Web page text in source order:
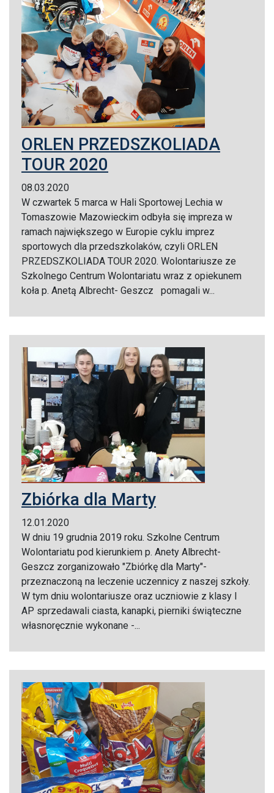
ORLEN PRZEDSZKOLIADA
TOUR 2020
08.03.2020
W czwartek 5 marca w Hali Sportowej Lechia w
Tomaszowie Mazowieckim odbyła się impreza w
ramach największego w Europie cyklu imprez
sportowych dla przedszkolaków, czyli ORLEN
PRZEDSZKOLIADA TOUR 2020. Wolontariusze ze
Szkolnego Centrum Wolontariatu wraz z opiekunem
koła p. Anetą Albrecht- Geszcz pomagali w...
Zbiórka dla Marty
12.01.2020
W dniu 19 grudnia 2019 roku. Szkolne Centrum
Wolontariatu pod kierunkiem p. Anety Albrecht-
Geszcz zorganizowało "Zbiórkę dla Marty"-
przeznaczoną na leczenie uczennicy z naszej szkoły.
W tym dniu wolontariusze oraz uczniowie z klasy I
AP sprzedawali ciasta, kanapki, pierniki świąteczne
własnoręcznie wykonane -...